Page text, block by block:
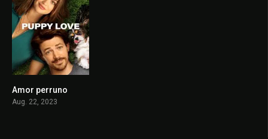
Amor perruno
Aug. 22, 2023